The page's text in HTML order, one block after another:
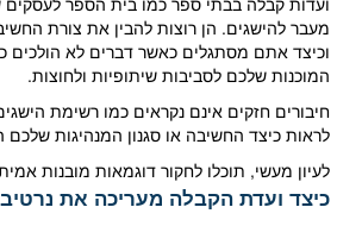
מעבר להישגים. הן רוצות להבין את צורת
וכיצד אתם מסתגלים כאשר דברים לא הולכים
המוכנות שלכם לסביבות שיתופיות ולחוצות.
חיבורים חזקים אינם נקראים כמו רשימת
לראות כיצד החשיבה או סגנון המנהיגות
לעיון מעשי, תוכלו לחקור דוגמאות מובנות
כיצד ועדת הקבלה מעריכה את